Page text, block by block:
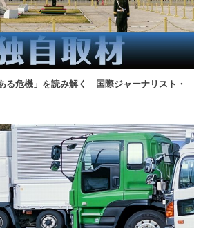
る危機」を読み解く 国際ジャーナリスト・